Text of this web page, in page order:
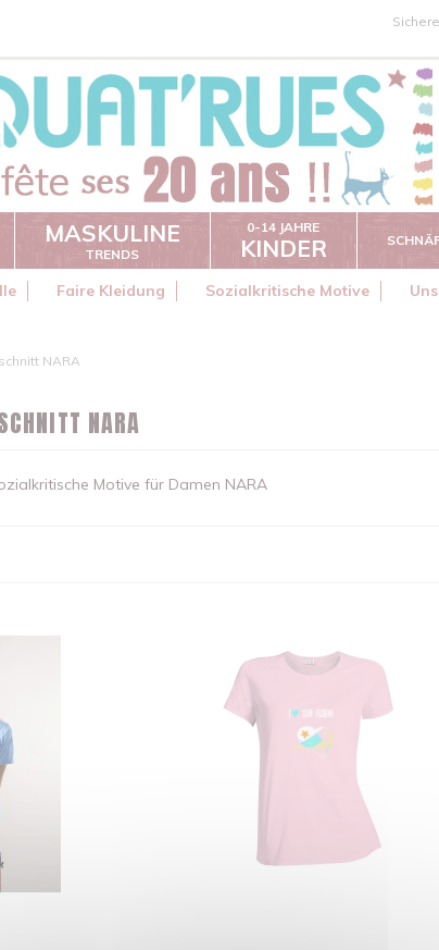
MASKULINE
TRENDS
0-14 JAHRE
KINDER
Faire Kleidung Sozialkritische Motive
NARA
NARA
Motive für Damen NARA